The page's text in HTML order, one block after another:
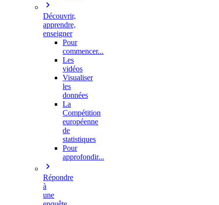
Découvrir,
apprendre,
enseigner
Pour
commencer...
Les
vidéos
Visualiser
les
données
La
Compétition
européenne
de
statistiques
Pour
approfondir...
Répondre
à
une